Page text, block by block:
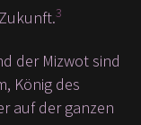
3
der Mizwot sind
König des
auf der ganzen